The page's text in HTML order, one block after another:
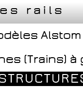
rails
Alstom
(Trains)